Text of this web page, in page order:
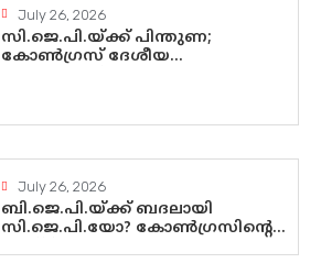
July 26, 2026
സി.ജെ.പി.യ്ക്ക് പിന്തുണ;
കോൺഗ്രസ് ദേശീയ
July 26, 2026
ബി.ജെ.പി.യ്ക്ക് ബദലായി
സി.ജെ.പി.യോ? കോൺഗ്രസിന്റെ